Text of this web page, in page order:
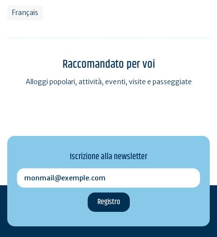
Français
Raccomandato per voi
Alloggi popolari, attività, eventi, visite e passeggiate
Iscrizione alla newsletter
monmail@exemple.com